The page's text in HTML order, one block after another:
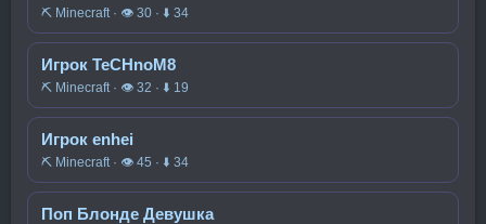
⛏️ Minecraft · 👁 30 · ⬇ 34
Игрок TeCHnoM8
⛏️ Minecraft · 👁 32 · ⬇ 19
Игрок enhei
⛏️ Minecraft · 👁 45 · ⬇ 34
Поп Блонде Девушка